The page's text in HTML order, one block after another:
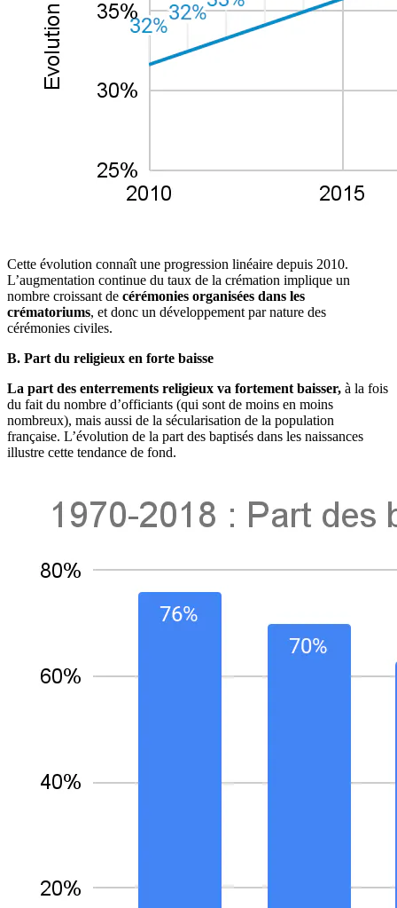
Cette évolution connaît une progression linéaire depuis 2010.
L’augmentation continue du taux de la crémation implique un
nombre croissant de cérémonies organisées dans les
crématoriums, et donc un développement par nature des
cérémonies civiles.
B. Part du religieux en forte baisse
La part des enterrements religieux va fortement baisser, à la fois
du fait du nombre d’officiants (qui sont de moins en moins
nombreux), mais aussi de la sécularisation de la population
française. L’évolution de la part des baptisés dans les naissances
illustre cette tendance de fond.